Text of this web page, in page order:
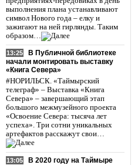
выполнения плана устанавливают
символ Нового года – елку и
зажигают на ней гирлянды. Таким
образом…
13:25
В Публичной библиотеке
начали монтировать выставку
«Книга Севера»
#НОРИЛЬСК. «Таймырский
телеграф» – Выставка «Книга
Севера» – завершающий этап
большого межмузейного проекта
«Освоение Севера: тысяча лет
успеха». Три сотни уникальных
артефактов расскажут свои…
13:05
В 2020 году на Таймыре